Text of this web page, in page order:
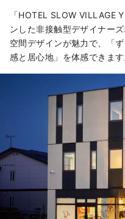
「HOTEL SLOW VILLAGE
ンした非接触型デザイナー
空間デザインが魅力で、「
感と居心地」を体感できます